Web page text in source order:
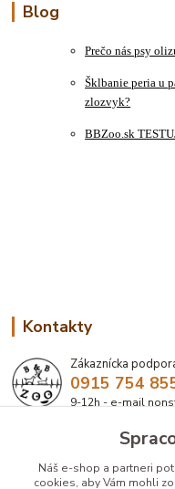
Blog
Prečo nás psy
Šklbanie peria u
zlozvyk?
BBZoo.sk
Kontakty
Zákaznícka
0915 754
9-12h - e-mail
eshop@bbzoo.sk
Náš e-shop a partneri
cookies, aby Vám mohli